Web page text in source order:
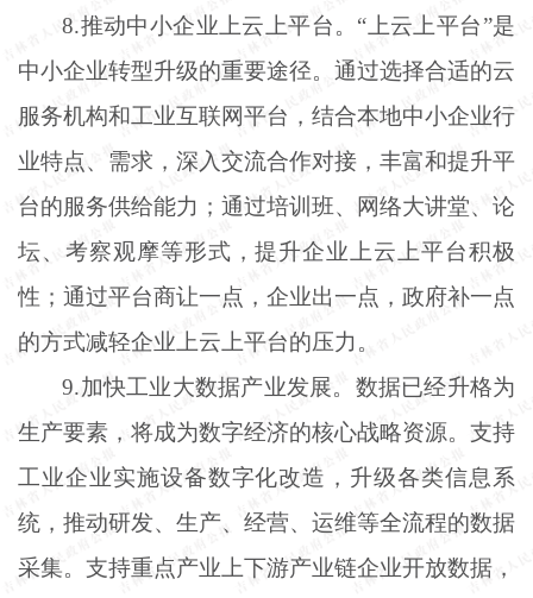
8.推动中小企业上云上平台。“上云上平台”是
中小企业转型升级的重要途径。通过选择合适的云
服务机构和工业互联网平台，结合本地中小企业行
业特点、需求，深入交流合作对接，丰富和提升平
台的服务供给能力；通过培训班、网络大讲堂、论
坛、考察观摩等形式，提升企业上云上平台积极
性；通过平台商让一点，企业出一点，政府补一点
的方式减轻企业上云上平台的压力。
9.加快工业大数据产业发展。数据已经升格为
生产要素，将成为数字经济的核心战略资源。支持
工业企业实施设备数字化改造，升级各类信息系
统，推动研发、生产、经营、运维等全流程的数据
采集。支持重点产业上下游产业链企业开放数据，